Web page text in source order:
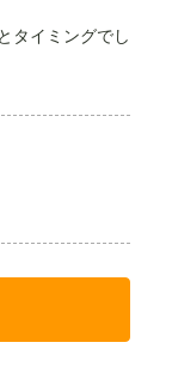
タイミングでし